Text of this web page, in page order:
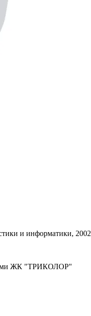
и информатики, 2002
ЖК "ТРИКОЛОР"